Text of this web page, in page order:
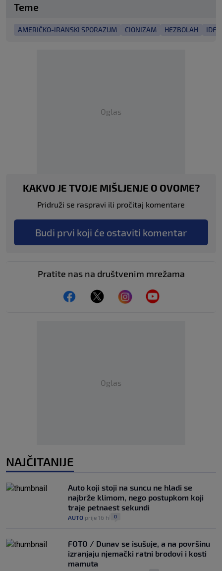
Teme
AMERIČKO-IRANSKI SPORAZUM CIONIZAM HEZBOLAH IDF
Oglas
KAKVO JE TVOJE MIŠLJENJE O OVOME?
Pridruži se raspravi ili pročitaj komentare
Budi prvi koji će ostaviti komentar
Pratite nas na društvenim mrežama
Oglas
NAJČITANIJE
Auto koji stoji na suncu ne hladi se
najbrže klimom, nego postupkom koji
traje petnaest sekundi
AUTO prije 16 h 0
FOTO / Dunav se isušuje, a na površinu
izranjaju njemački ratni brodovi i kosti
mamuta